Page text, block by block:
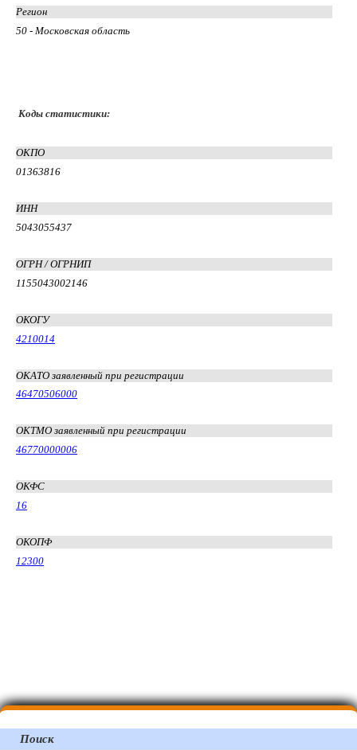
Регион
50 - Московская область
Коды статистики:
ОКПО
01363816
ИНН
5043055437
ОГРН / ОГРНИП
1155043002146
ОКОГУ
4210014
ОКАТО заявленный при регистрации
46470506000
ОКТМО заявленный при регистрации
46770000006
ОКФС
16
ОКОПФ
12300
Поиск